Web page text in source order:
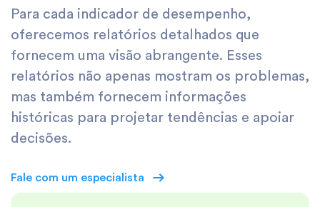
Para cada indicador de desempenho,
oferecemos relatórios detalhados que
fornecem uma visão abrangente. Esses
relatórios não apenas mostram os problemas,
mas também fornecem informações
históricas para projetar tendências e apoiar
decisões.
Fale com um especialista